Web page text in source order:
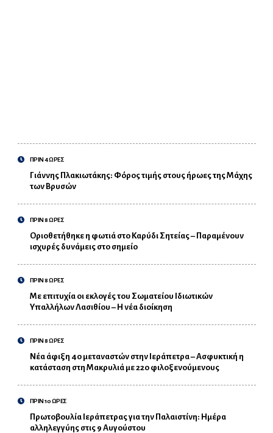
ΠΡΙΝ 4 ΩΡΕΣ
Γιάννης Πλακιωτάκης: Φόρος τιμής στους ήρωες της Μάχης
των Βρυσών
ΠΡΙΝ 8 ΩΡΕΣ
Οριοθετήθηκε η φωτιά στο Καρύδι Σητείας – Παραμένουν
ισχυρές δυνάμεις στο σημείο
ΠΡΙΝ 8 ΩΡΕΣ
Με επιτυχία οι εκλογές του Σωματείου Ιδιωτικών
Υπαλλήλων Λασιθίου – Η νέα διοίκηση
ΠΡΙΝ 8 ΩΡΕΣ
Νέα άφιξη 40 μεταναστών στην Ιεράπετρα – Ασφυκτική η
κατάσταση στη Μακρυλιά με 220 φιλοξενούμενους
ΠΡΙΝ 10 ΩΡΕΣ
Πρωτοβουλία Ιεράπετρας για την Παλαιστίνη: Ημέρα
αλληλεγγύης στις 9 Αυγούστου